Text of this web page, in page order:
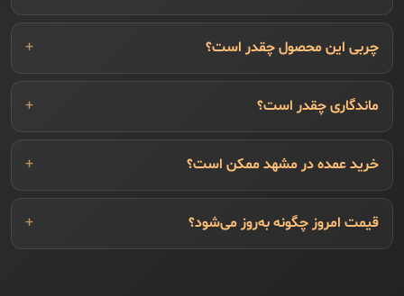
چربی این محصول چقدر است؟
ماندگاری چقدر است؟
خرید عمده در مشهد ممکن است؟
قیمت امروز چگونه به‌روز می‌شود؟